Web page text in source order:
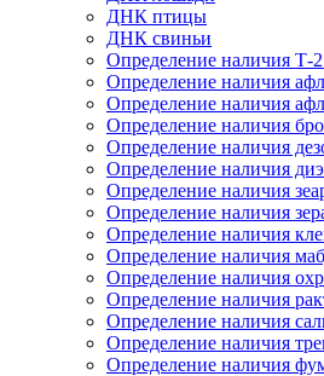
ДНК птицы
ДНК свиньи
Определение наличия Т-2
Определение наличия
Определение наличия
Определение наличия
Определение наличия
Определение наличия
Определение наличия
Определение наличия
Определение наличия
Определение наличия
Определение наличия
Определение наличия
Определение наличия
Определение наличия
Определение наличия